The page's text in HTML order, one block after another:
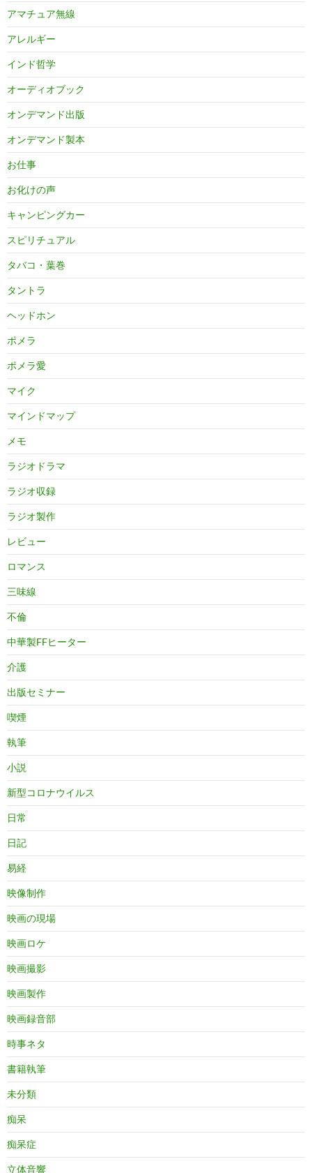
アマチュア無線
アレルギー
インド哲学
オーディオブック
オンデマンド出版
オンデマンド製本
お仕事
お化けの声
キャンピングカー
スピリチュアル
タバコ・葉巻
タントラ
ヘッドホン
ポメラ
ポメラ愛
マイク
マインドマップ
メモ
ラジオドラマ
ラジオ収録
ラジオ製作
レビュー
ロマンス
三味線
不倫
中華製FFヒーター
介護
出版セミナー
喫煙
執筆
小説
新型コロナウイルス
日常
日記
易経
映像制作
映画の現場
映画ロケ
映画撮影
映画製作
映画録音部
時事ネタ
書籍執筆
未分類
痴呆
痴呆症
立体音響